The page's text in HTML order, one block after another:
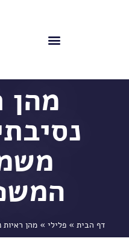
מהן
דף הבית » פלילי » מהן